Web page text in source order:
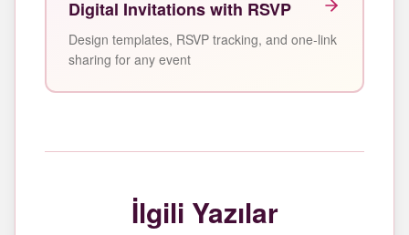
Digital Invitations with RSVP
Design templates, RSVP tracking, and one-link
sharing for any event
İlgili Yazılar